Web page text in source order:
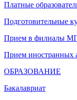
Платные
Подготовительные
Прием в филиалы
Прием иностранных
ОБРАЗОВАНИЕ
Бакалавриат